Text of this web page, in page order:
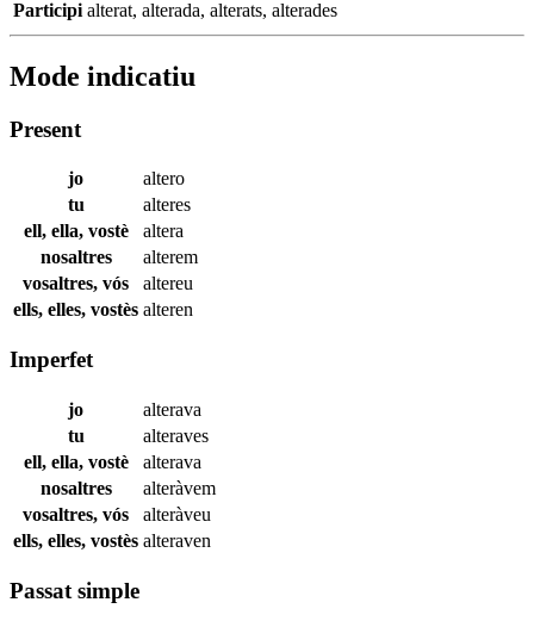
Participi alterat, alterada, alterats, alterades
Mode indicatiu
Present
jo
altero
tu
alteres
ell, ella, vostè
altera
nosaltres
alterem
vosaltres, vós
altereu
ells, elles, vostès alteren
Imperfet
jo
alterava
tu
alteraves
ell, ella, vostè
alterava
nosaltres
alteràvem
vosaltres, vós
alteràveu
ells, elles, vostès alteraven
Passat simple